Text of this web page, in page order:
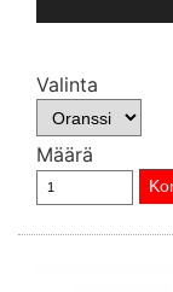
Valinta
Määrä